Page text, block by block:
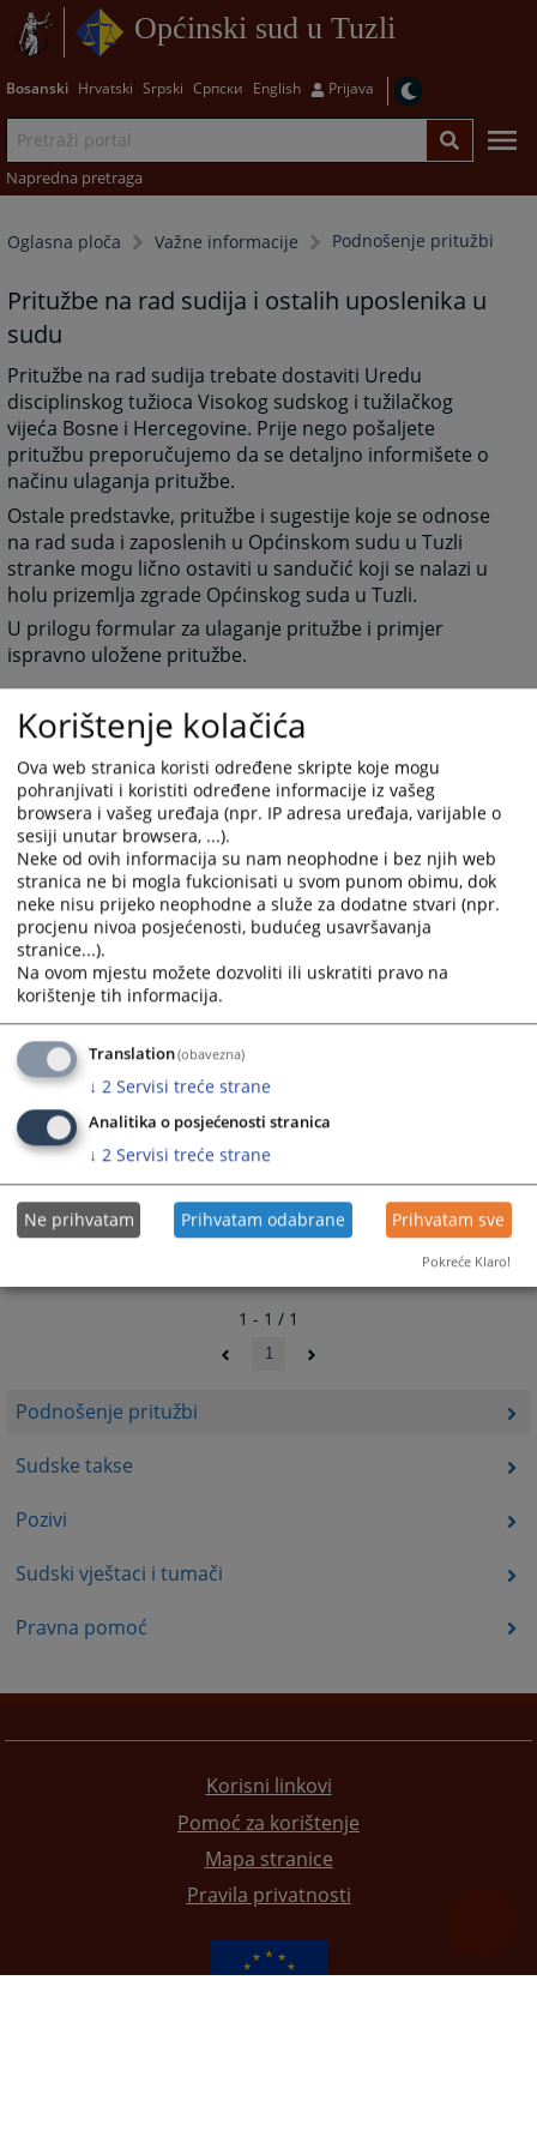
Općinski sud u Tuzli
Bosanski Hrvatski Srpski Српски English Prijava
Napredna pretraga
Oglasna ploča Važne informacije Podnošenje pritužbi
Podnošenje pritužbi
Sudske takse
Pozivi
Sudski vještaci i tumači
Pravna pomoć
Pritužbe na rad sudija i ostalih uposlenika u
sudu
Pritužbe na rad sudija trebate dostaviti Uredu
disciplinskog tužioca Visokog sudskog i tužilačkog
vijeća Bosne i Hercegovine. Prije nego pošaljete
pritužbu preporučujemo da se detaljno informišete o
načinu ulaganja pritužbe.
Ostale predstavke, pritužbe i sugestije koje se odnose
na rad suda i zaposlenih u Općinskom sudu u Tuzli
stranke mogu lično ostaviti u sandučić koji se nalazi u
holu prizemlja zgrade Općinskog suda u Tuzli.
U prilogu formular za ulaganje pritužbe i primjer
ispravno uložene pritužbe.
11859PREGLEDA
Prateći dokumenti
Formular za ulaganje pritužbe na rad sudija
Primjer ispravno popunjenog formulara za podnošenje
pritužbe
1 - 1 / 1
1
Korisni linkovi
Pomoć za korištenje
Mapa stranice
Pravila privatnosti
Korištenje kolačića
Ova web stranica koristi određene skripte koje mogu
pohranjivati i koristiti određene informacije iz vašeg
browsera i vašeg uređaja (npr. IP adresa uređaja, varijable o
sesiji unutar browsera, ...).
Neke od ovih informacija su nam neophodne i bez njih web
stranica ne bi mogla fukcionisati u svom punom obimu, dok
neke nisu prijeko neophodne a služe za dodatne stvari (npr.
procjenu nivoa posjećenosti, budućeg usavršavanja
stranice...).
Na ovom mjestu možete dozvoliti ili uskratiti pravo na
korištenje tih informacija.
Translation(obavezna)
↓ 2 Servisi treće strane
Analitika o posjećenosti stranica
↓ 2 Servisi treće strane
Ne prihvatam Prihvatam odabrane Prihvatam sve
Pokreće Klaro!